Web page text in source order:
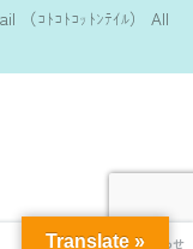
（ｺﾄｺﾄｺｯﾄﾝﾃｲﾙ） All
Web Shop お問い合わせ
Translate »